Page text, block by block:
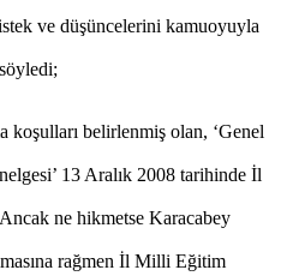
ve düşüncelerini kamuoyuyla
koşulları belirlenmiş olan, ‘Genel
13 Aralık 2008 tarihinde İl
ne hikmetse Karacabey
rağmen İl Milli Eğitim